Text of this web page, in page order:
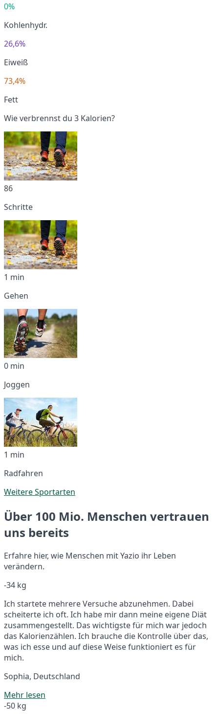
0%
Kohlenhydr.
26,6%
Eiweiß
73,4%
Fett
Wie verbrennst du 3 Kalorien?
86
Schritte
1 min
Gehen
0 min
Joggen
1 min
Radfahren
Weitere Sportarten
Über 100 Mio. Menschen vertrauen
uns bereits
Erfahre hier, wie Menschen mit Yazio ihr Leben
verändern.
-34 kg
Ich startete mehrere Versuche abzunehmen. Dabei
scheiterte ich oft. Ich habe mir dann meine eigene Diät
zusammengestellt. Das wichtigste für mich war jedoch
das Kalorienzählen. Ich brauche die Kontrolle über das,
was ich esse und auf diese Weise funktioniert es für
mich.
Sophia, Deutschland
Mehr lesen
-50 kg